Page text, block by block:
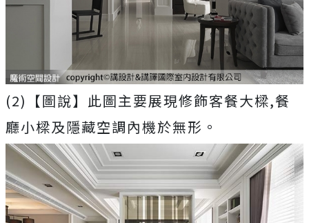
(2)【圖說】此圖主要展現修飾客餐大樑,餐
廳小樑及隱藏空調內機於無形。